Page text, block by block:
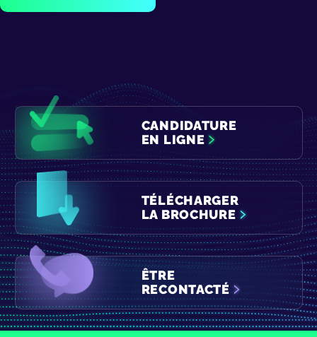
CANDIDATURE
EN LIGNE
TÉLÉCHARGER
LA BROCHURE
ÊTRE
RECONTACTÉ